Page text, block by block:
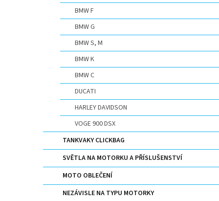
BMW F
BMW G
BMW S, M
BMW K
BMW C
DUCATI
HARLEY DAVIDSON
VOGE 900 DSX
TANKVAKY CLICKBAG
SVĚTLA NA MOTORKU A PŘÍSLUŠENSTVÍ
MOTO OBLEČENÍ
NEZÁVISLE NA TYPU MOTORKY